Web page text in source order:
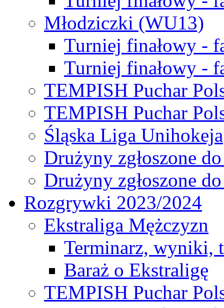
Młodziczki (WU13)
Turniej finałowy -
Turniej finałowy -
TEMPISH Puchar
TEMPISH Puchar
Śląska Liga Unihokeja
Drużyny zgłoszone
Drużyny zgłoszone
Rozgrywki 2023/2024
Ekstraliga Mężczyzn
Terminarz, wyniki,
Baraż o Ekstraligę
TEMPISH Puchar